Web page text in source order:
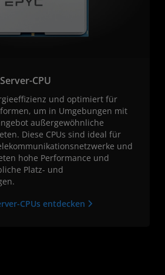
CPU
und optimiert für
um in Umgebungen mit
außergewöhnliche
Diese CPUs sind ideal für
und
hohe Performance und
Platz- und
CPUs entdecken